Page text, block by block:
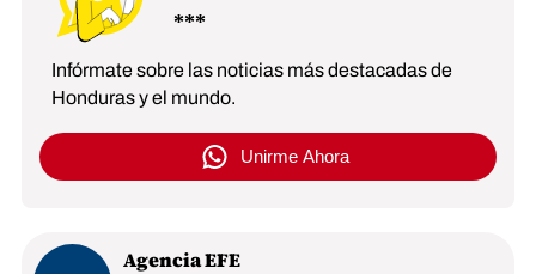
Infórmate sobre las noticias más destacadas de
Honduras y el mundo.
Unirme Ahora
Agencia EFE